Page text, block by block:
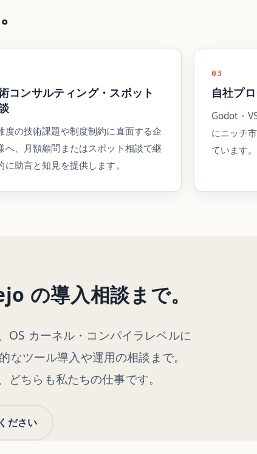
コンサルティング・スポット
度の技術課題や制度制約に直面する企
へ、月額顧問またはスポット相談で継
に助言と知見を提供します。
03
自社プ
Godot・
にニッチ
ています。
の導入相談まで。
OS カーネル・コンパイラレベルに
ツール導入や運用の相談まで。
ちらも私たちの仕事です。
ださい